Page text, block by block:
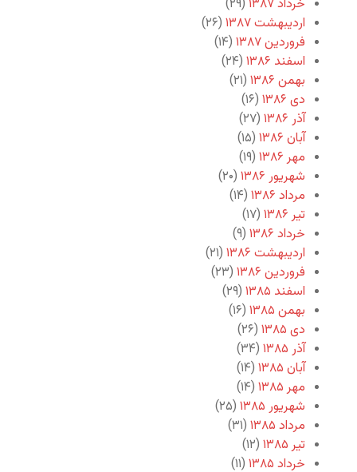
خرداد ۱۳۸۷
(۲۹)
اردیبهشت ۱۳۸۷
(۲۶)
فروردین ۱۳۸۷
(۱۴)
اسفند ۱۳۸۶
(۲۴)
بهمن ۱۳۸۶
(۲۱)
دی ۱۳۸۶
(۱۶)
آذر ۱۳۸۶
(۲۷)
آبان ۱۳۸۶
(۱۵)
مهر ۱۳۸۶
(۱۹)
شهریور ۱۳۸۶
(۲۰)
مرداد ۱۳۸۶
(۱۴)
تیر ۱۳۸۶
(۱۷)
خرداد ۱۳۸۶
(۹)
اردیبهشت ۱۳۸۶
(۲۱)
فروردین ۱۳۸۶
(۲۳)
اسفند ۱۳۸۵
(۲۹)
بهمن ۱۳۸۵
(۱۶)
دی ۱۳۸۵
(۲۶)
آذر ۱۳۸۵
(۳۴)
آبان ۱۳۸۵
(۱۴)
مهر ۱۳۸۵
(۱۴)
شهریور ۱۳۸۵
(۲۵)
مرداد ۱۳۸۵
(۳۱)
تیر ۱۳۸۵
(۱۲)
خرداد ۱۳۸۵
(۱۱)